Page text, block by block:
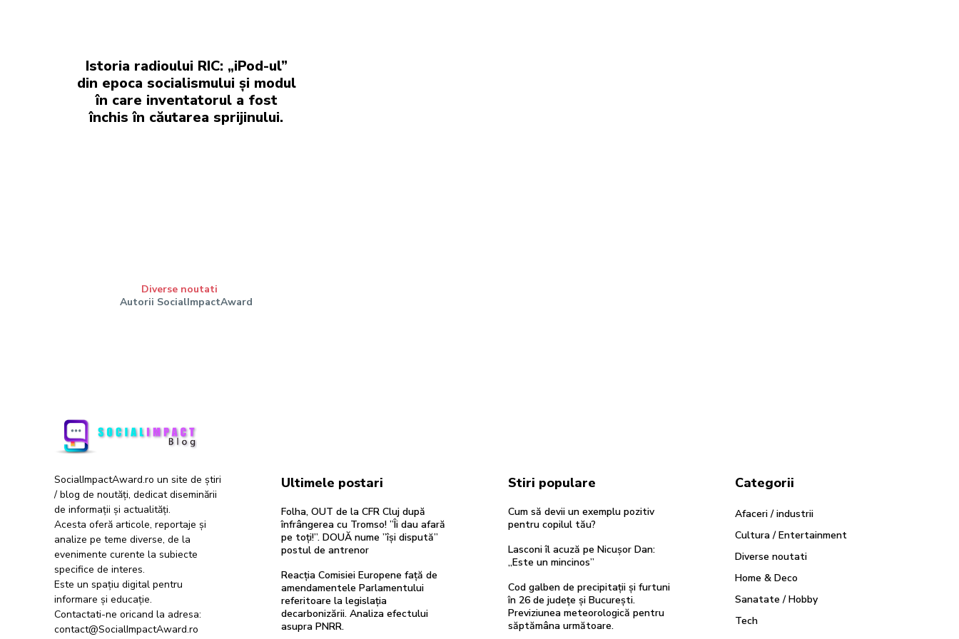
Istoria radioului RIC: „iPod-ul”
din epoca socialismului și modul
în care inventatorul a fost
închis în căutarea sprijinului.
Diverse noutati
Autorii SocialImpactAward
SocialImpactAward.ro un site de știri
/ blog de noutăți, dedicat diseminării
de informații și actualități.
Acesta oferă articole, reportaje și
analize pe teme diverse, de la
evenimente curente la subiecte
specifice de interes.
Este un spațiu digital pentru
informare și educație.
Contactati-ne oricand la adresa:
contact@SocialImpactAward.ro
Ultimele postari
Folha, OUT de la CFR Cluj după
înfrângerea cu Tromso! ”Îi dau afară
pe toți!”. DOUĂ nume ”își dispută”
postul de antrenor
Reacția Comisiei Europene față de
amendamentele Parlamentului
referitoare la legislația
decarbonizării. Analiza efectului
asupra PNRR.
Stiri populare
Cum să devii un exemplu pozitiv
pentru copilul tău?
Lasconi îl acuză pe Nicușor Dan:
„Este un mincinos”
Cod galben de precipitații și furtuni
în 26 de județe și București.
Previziunea meteorologică pentru
săptămâna următoare.
Categorii
Afaceri / industrii
Cultura / Entertainment
Diverse noutati
Home & Deco
Sanatate / Hobby
Tech